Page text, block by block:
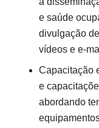
e saúde
divulgação
vídeos e e-
Capacitação
e
abordando